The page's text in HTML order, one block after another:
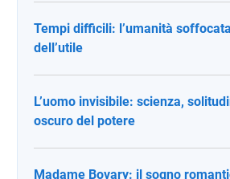
Tempi difficili: l’umanità
dell’utile
L’uomo invisibile: scienza,
oscuro del potere
Madame Bovary: il sogno